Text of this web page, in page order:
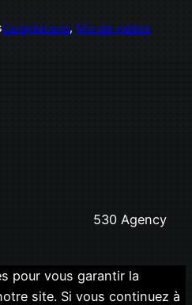
Compilations, Mix de vidéos
530 Agency
pour vous garantir la
site. Si vous continuez à